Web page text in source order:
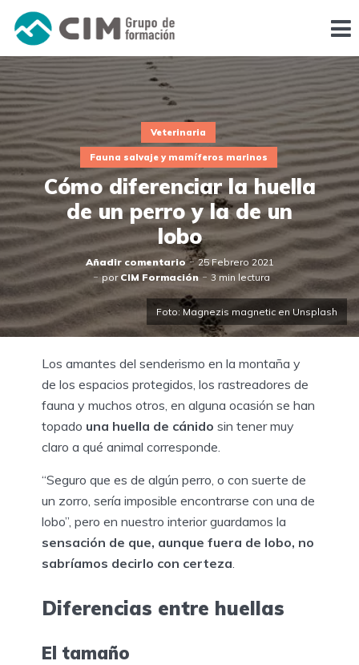
Foto: Magnezis magnetic en Unsplash
Veterinaria
Fauna salvaje y mamíferos marinos
Cómo diferenciar la huella
de un perro y la de un
lobo
Añadir comentario
25 Febrero 2021
por CIM Formación 3 min lectura
Los amantes del senderismo en la montaña y
de los espacios protegidos, los rastreadores de
fauna y muchos otros, en alguna ocasión se han
topado una huella de cánido sin tener muy
claro a qué animal corresponde.
“Seguro que es de algún perro, o con suerte de
un zorro, sería imposible encontrarse con una de
lobo”, pero en nuestro interior guardamos la
sensación de que, aunque fuera de lobo, no
sabríamos decirlo con certeza.
Diferencias entre huellas
El tamaño